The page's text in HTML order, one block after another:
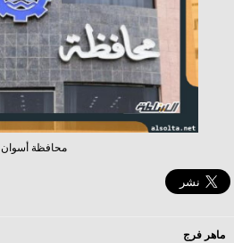
محافظة أسوان
ماهر فرج